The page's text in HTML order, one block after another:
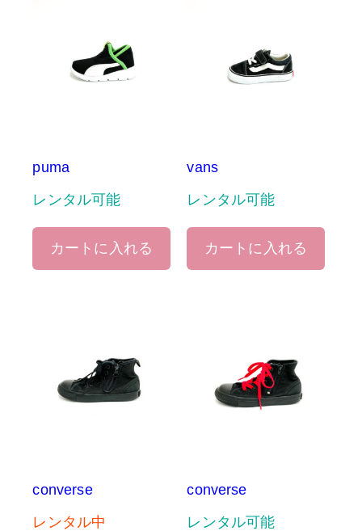
puma
レンタル可能
カートに入れる
vans
レンタル可能
カートに入れる
converse
レンタル中
converse
レンタル可能